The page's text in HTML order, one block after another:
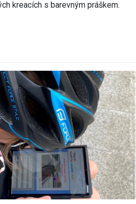
kreacích s barevným práškem.